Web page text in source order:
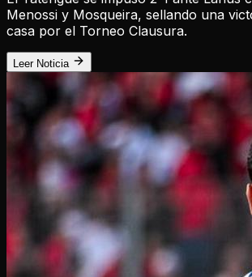
Menossi y Mosqueira, sellando una
casa por el Torneo Clausura.
Leer Noticia